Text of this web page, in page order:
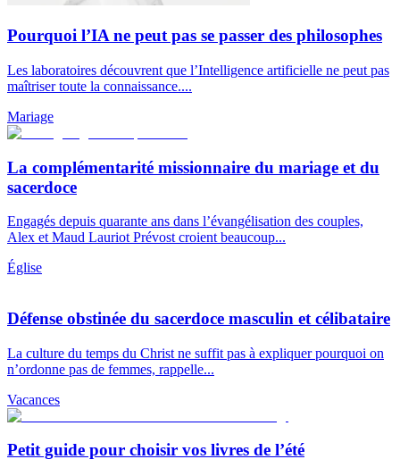
Pourquoi l’IA ne peut pas se passer des philosophes
Les laboratoires découvrent que l’Intelligence artificielle ne peut pas
maîtriser toute la connaissance....
Mariage
La complémentarité missionnaire du mariage et du
sacerdoce
Engagés depuis quarante ans dans l’évangélisation des couples,
Alex et Maud Lauriot Prévost croient beaucoup...
Église
Défense obstinée du sacerdoce masculin et célibataire
La culture du temps du Christ ne suffit pas à expliquer pourquoi on
n’ordonne pas de femmes, rappelle...
Vacances
Petit guide pour choisir vos livres de l’été